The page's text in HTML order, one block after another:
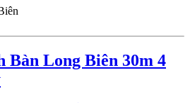
Bàn Long Biên 30m 4